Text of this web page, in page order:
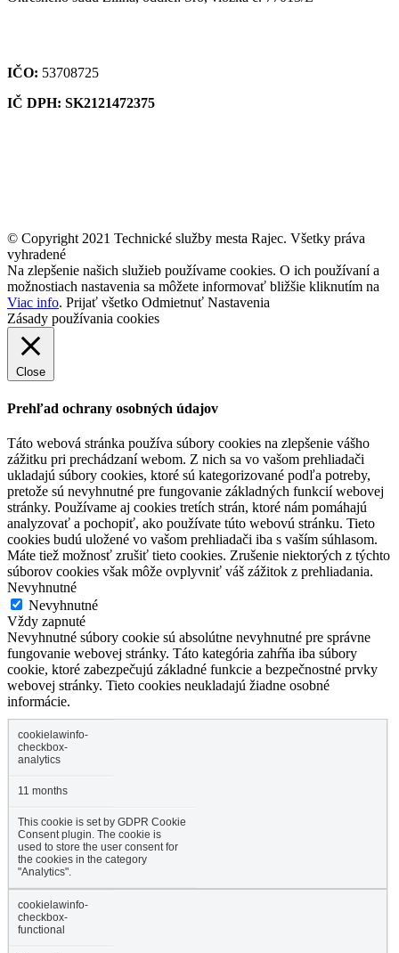
IČO: 53708725
IČ DPH: SK2121472375
© Copyright 2021 Technické služby mesta Rajec. Všetky práva
vyhradené
Na zlepšenie našich služieb používame cookies. O ich používaní a
možnostiach nastavenia sa môžete informovať bližšie kliknutím na
Viac info. Prijať všetko Odmietnuť Nastavenia
Zásady používania cookies
Close
Prehľad ochrany osobných údajov
Táto webová stránka používa súbory cookies na zlepšenie vášho
zážitku pri prechádzaní webom. Z nich sa vo vašom prehliadači
ukladajú súbory cookies, ktoré sú kategorizované podľa potreby,
pretože sú nevyhnutné pre fungovanie základných funkcií webovej
stránky. Používame aj cookies tretích strán, ktoré nám pomáhajú
analyzovať a pochopiť, ako používate túto webovú stránku. Tieto
cookies budú uložené vo vašom prehliadači iba s vaším súhlasom.
Máte tiež možnosť zrušiť tieto cookies. Zrušenie niektorých z týchto
súborov cookies však môže ovplyvniť váš zážitok z prehliadania.
Nevyhnutné
Nevyhnutné
Vždy zapnuté
Nevyhnutné súbory cookie sú absolútne nevyhnutné pre správne
fungovanie webovej stránky. Táto kategória zahŕňa iba súbory
cookie, ktoré zabezpečujú základné funkcie a bezpečnostné prvky
webovej stránky. Tieto cookies neukladajú žiadne osobné
informácie.
cookielawinfo-
checkbox-
analytics
11 months
This cookie is set by GDPR Cookie
Consent plugin. The cookie is
used to store the user consent for
the cookies in the category
"Analytics".
cookielawinfo-
checkbox-
functional